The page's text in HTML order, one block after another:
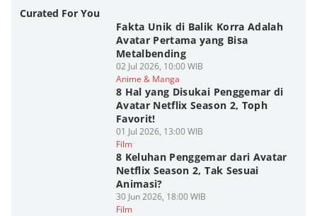
Curated For You
Fakta Unik di Balik Korra Adalah
Avatar Pertama yang Bisa
Metalbending
02 Jul 2026, 10:00 WIB
Anime & Manga
8 Hal yang Disukai Penggemar di
Avatar Netflix Season 2, Toph
Favorit!
01 Jul 2026, 13:00 WIB
Film
8 Keluhan Penggemar dari Avatar
Netflix Season 2, Tak Sesuai
Animasi?
30 Jun 2026, 18:00 WIB
Film